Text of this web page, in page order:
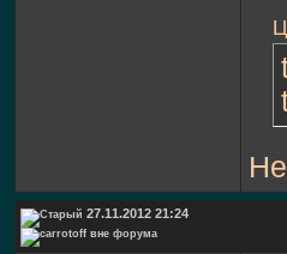
27.11.2012 21:24